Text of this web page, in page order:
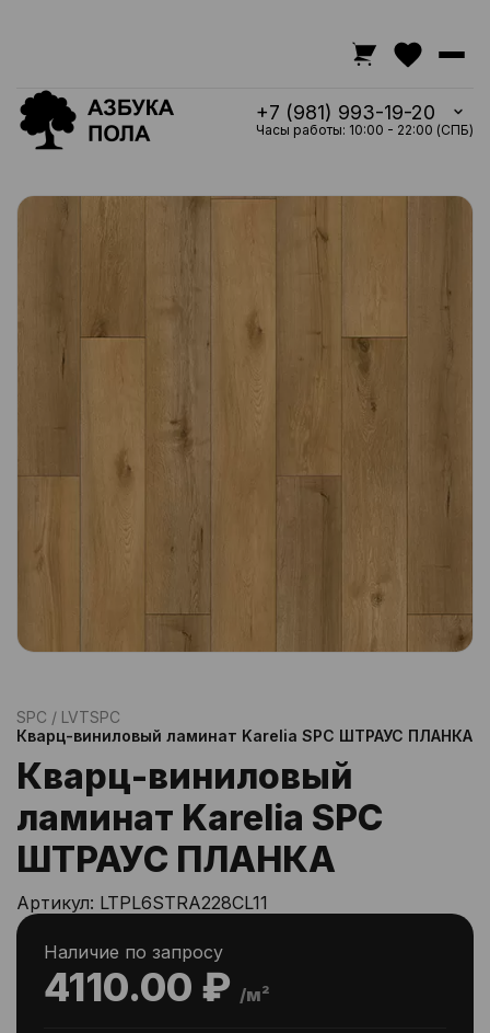
+7 (981) 993-19-20
Часы работы: 10:00 - 22:00 (СПБ)
SPC / LVTSPC
Кварц-виниловый ламинат Karelia SPC ШТРАУС ПЛАНКА
Кварц-виниловый
ламинат Karelia SPC
ШТРАУС ПЛАНКА
Артикул: LTPL6STRA228CL11
4110.00 ₽ /м²
Наличие по запросу